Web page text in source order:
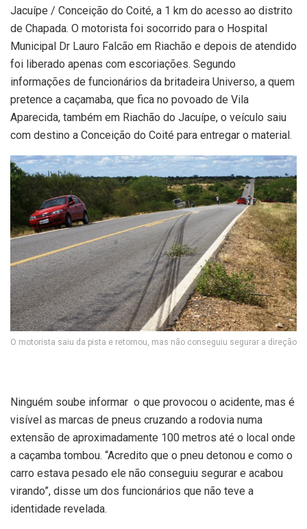
Jacuípe / Conceição do Coité, a 1 km do acesso ao distrito
de Chapada. O motorista foi socorrido para o Hospital
Municipal Dr Lauro Falcão em Riachão e depois de atendido
foi liberado apenas com escoriações. Segundo
informações de funcionários da britadeira Universo, a quem
pretence a caçamaba, que fica no povoado de Vila
Aparecida, também em Riachão do Jacuípe, o veículo saiu
com destino a Conceição do Coité para entregar o material.
O motorista saiu da pista e retornou, mas não conseguiu segurar a direção
Ninguém soube informar o que provocou o acidente, mas é
visível as marcas de pneus cruzando a rodovia numa
extensão de aproximadamente 100 metros até o local onde
a caçamba tombou. “Acredito que o pneu detonou e como o
carro estava pesado ele não conseguiu segurar e acabou
virando”, disse um dos funcionários que não teve a
identidade revelada.